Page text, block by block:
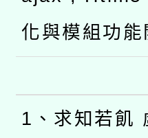
化與模組功能
1、求知若飢